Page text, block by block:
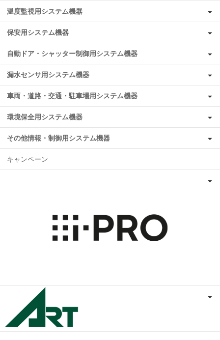
温度監視用システム機器
保安用システム機器
自動ドア・シャッター制御用システム機器
漏水センサ用システム機器
車両・道路・交通・駐車場用システム機器
環境保全用システム機器
その他情報・制御用システム機器
キャンペーン